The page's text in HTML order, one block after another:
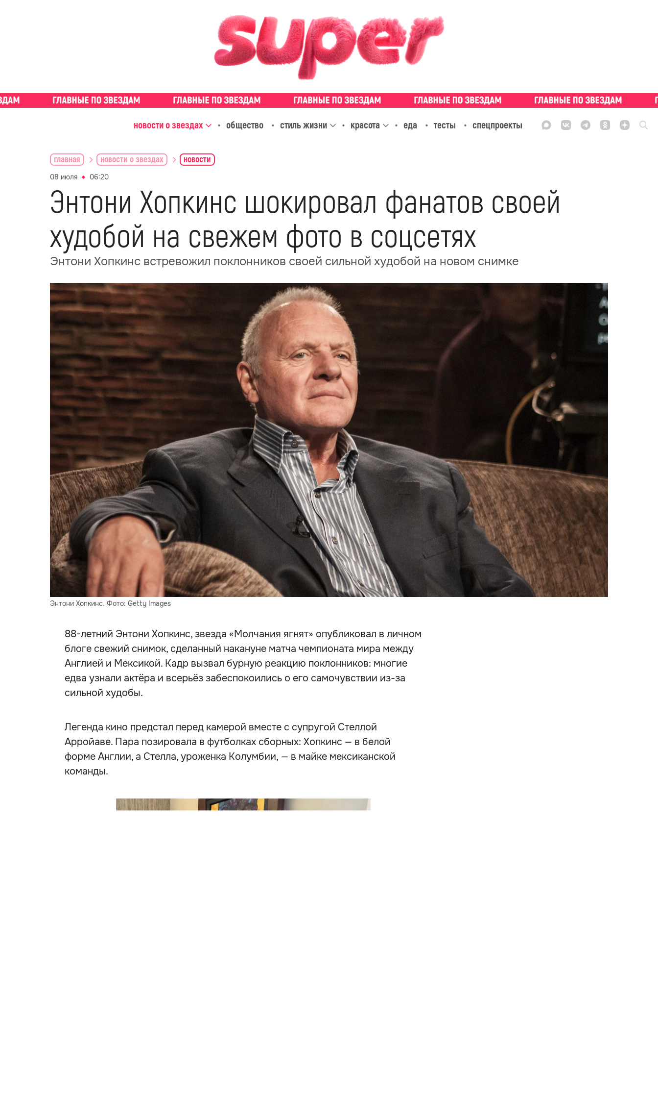
новости о звездах общество стиль жизни красота еда тесты спецпроекты
главная новости о звездах новости
08 июля 06:20
Энтони Хопкинс шокировал фанатов своей
худобой на свежем фото в соцсетях
Энтони Хопкинс встревожил поклонников своей сильной худобой на новом снимке
Энтони Хопкинс. Фото: Getty Images
88-летний Энтони Хопкинс, звезда «Молчания ягнят» опубликовал в личном
блоге свежий снимок, сделанный накануне матча чемпионата мира между
Англией и Мексикой. Кадр вызвал бурную реакцию поклонников: многие
едва узнали актёра и всерьёз забеспокоились о его самочувствии из-за
сильной худобы.
Легенда кино предстал перед камерой вместе с супругой Стеллой
Арройаве. Пара позировала в футболках сборных: Хопкинс — в белой
форме Англии, а Стелла, уроженка Колумбии, — в майке мексиканской
команды.